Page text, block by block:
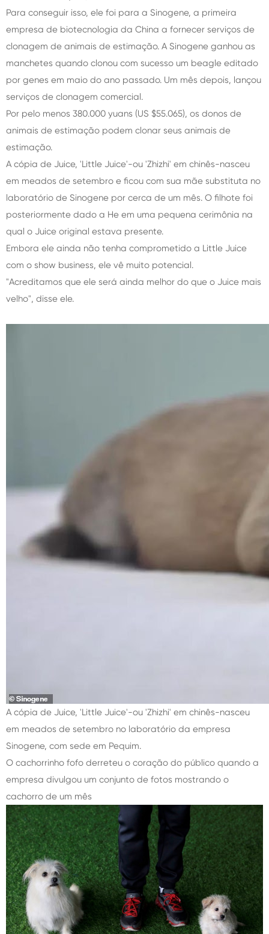
Para conseguir isso, ele foi para a Sinogene, a primeira
empresa de biotecnologia da China a fornecer serviços de
clonagem de animais de estimação. A Sinogene ganhou as
manchetes quando clonou com sucesso um beagle editado
por genes em maio do ano passado. Um mês depois, lançou
serviços de clonagem comercial.
Por pelo menos 380.000 yuans (US $55.065), os donos de
animais de estimação podem clonar seus animais de
estimação.
A cópia de Juice, 'Little Juice'-ou 'Zhizhi' em chinês-nasceu
em meados de setembro e ficou com sua mãe substituta no
laboratório de Sinogene por cerca de um mês. O filhote foi
posteriormente dado a He em uma pequena cerimônia na
qual o Juice original estava presente.
Embora ele ainda não tenha comprometido a Little Juice
com o show business, ele vê muito potencial.
"Acreditamos que ele será ainda melhor do que o Juice mais
velho", disse ele.
A cópia de Juice, 'Little Juice'-ou 'Zhizhi' em chinês-nasceu
em meados de setembro no laboratório da empresa
Sinogene, com sede em Pequim.
O cachorrinho fofo derreteu o coração do público quando a
empresa divulgou um conjunto de fotos mostrando o
cachorro de um mês